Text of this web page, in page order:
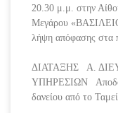
20.30 μ.μ. στην
Μεγάρου
λήψη απόφασης στα
ΔΙΑΤΑΞΗΣ Α.
ΥΠΗΡΕΣΙΩΝ
δανείου από το